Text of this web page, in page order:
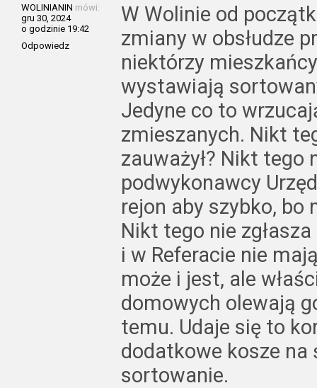
WOLINIANIN mówi:
gru 30, 2024
o godzinie 19:42
Odpowiedz
W Wolinie od
zmiany w obsłudze
niektórzy
wystawiają
Jedyne co to
zmieszanych. Nikt
zauważył? Nikt tego
podwykonawcy
rejon aby szybko, bo
Nikt tego nie
i w Referacie nie
może i jest, ale
domowych olewają
temu. Udaje się to
dodatkowe kosze
sortowanie.